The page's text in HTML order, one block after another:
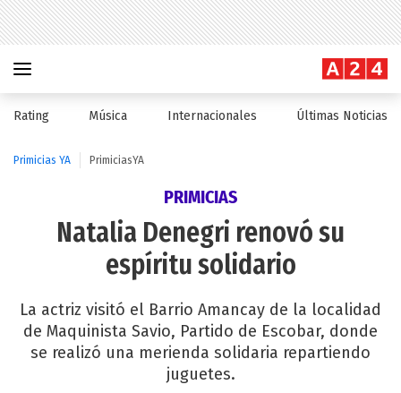
Rating Música Internacionales Últimas Noticias
Primicias YA PrimiciasYA
PRIMICIAS
Natalia Denegri renovó su
espíritu solidario
La actriz visitó el Barrio Amancay de la localidad
de Maquinista Savio, Partido de Escobar, donde
se realizó una merienda solidaria repartiendo
juguetes.